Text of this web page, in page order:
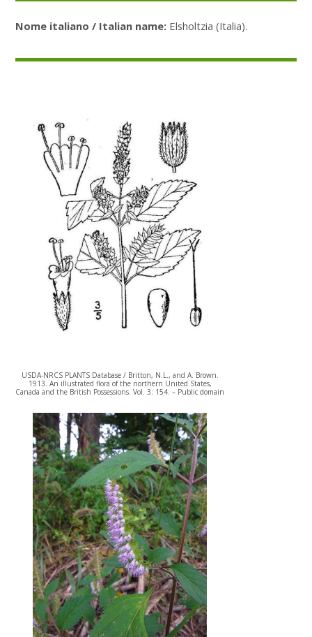
Nome italiano / Italian name: Elsholtzia (Italia).
USDA-NRCS PLANTS Database / Britton, N.L., and A. Brown.
1913. An illustrated flora of the northern United States,
Canada and the British Possessions. Vol. 3: 154. – Public domain